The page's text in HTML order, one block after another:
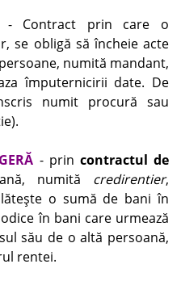
- Contract prin care o
se obligă să încheie acte
numită mandant,
împuternicirii date. De
numit procură sau
- prin contractul de
numită credirentier,
o sumă de bani în
în bani care urmează
său de o altă persoană,
rentei.